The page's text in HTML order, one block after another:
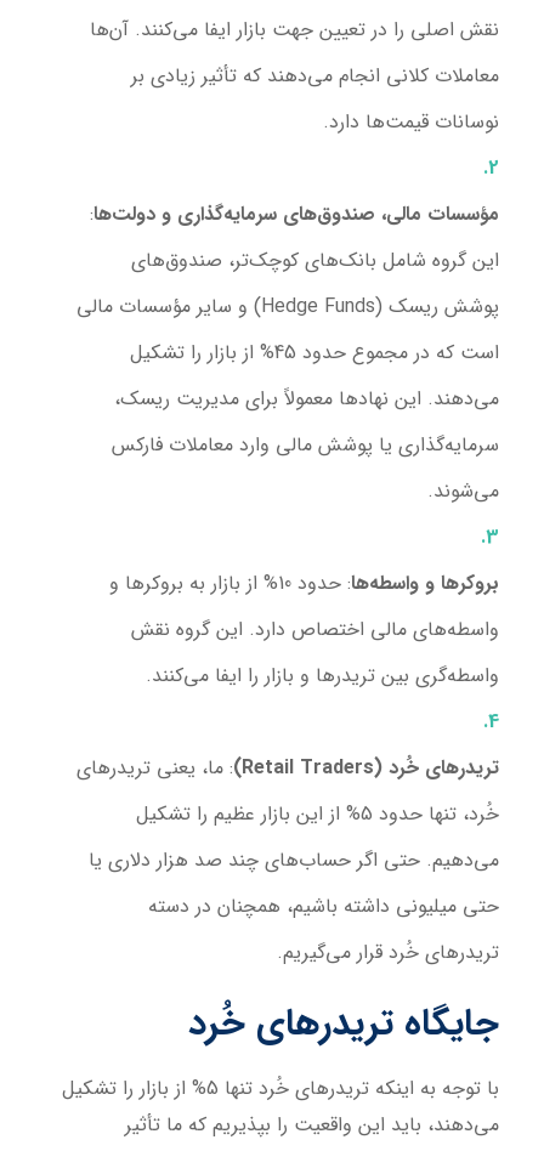
نقش اصلی را در تعیین جهت بازار ایفا می‌کنند. آن‌ها
معاملات کلانی انجام می‌دهند که تأثیر زیادی بر
نوسانات قیمت‌ها دارد.
مؤسسات مالی، صندوق‌های سرمایه‌گذاری و دولت‌ها:
این گروه شامل بانک‌های کوچک‌تر، صندوق‌های
پوشش ریسک (Hedge Funds) و سایر مؤسسات مالی
است که در مجموع حدود 45% از بازار را تشکیل
می‌دهند. این نهادها معمولاً برای مدیریت ریسک،
سرمایه‌گذاری یا پوشش مالی وارد معاملات فارکس
می‌شوند.
بروکرها و واسطه‌ها
: حدود 10% از بازار به بروکرها و
واسطه‌های مالی اختصاص دارد. این گروه نقش
واسطه‌گری بین تریدرها و بازار را ایفا می‌کنند.
تریدرهای خُرد (Retail Traders)
: ما، یعنی تریدرهای
خُرد، تنها حدود 5% از این بازار عظیم را تشکیل
می‌دهیم. حتی اگر حساب‌های چند صد هزار دلاری یا
حتی میلیونی داشته باشیم، همچنان در دسته
تریدرهای خُرد قرار می‌گیریم.
جایگاه تریدرهای خُرد
با توجه به اینکه تریدرهای خُرد تنها 5% از بازار را تشکیل
می‌دهند، باید این واقعیت را بپذیریم که ما تأثیر